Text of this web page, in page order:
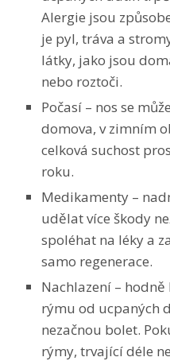
Alergie jsou
je pyl, tráva a
látky, jako jsou
nebo roztoči.
Počasí – nos se
domova, v zimním
celková suchost
roku.
Medikamenty –
udělat více škody
spoléhat na léky a
samo regenerace.
Nachlazení –
rýmu od ucpaných
nezačnou bolet.
rýmy, trvající déle